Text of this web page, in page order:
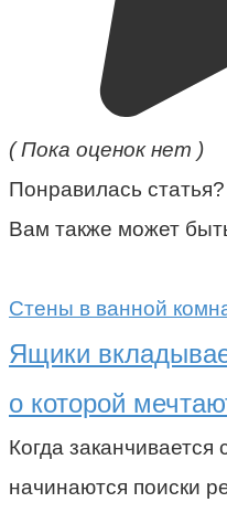
( Пока оценок нет )
Понравилась
Вам также может
Стены в ванной
Ящики
о которой
Когда
начинаются поиски